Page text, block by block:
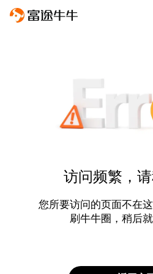
访问频繁，
您所要访问的页面不在
刷牛牛圈，稍后